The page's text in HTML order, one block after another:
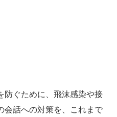
防ぐために、飛沫感染や接
会話への対策を、これまで